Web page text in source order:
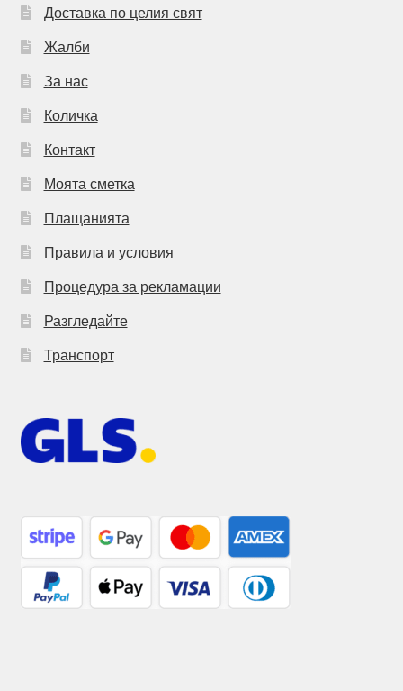
Доставка по целия свят
Жалби
За нас
Количка
Контакт
Моята сметка
Плащанията
Правила и условия
Процедура за рекламации
Разгледайте
Транспорт